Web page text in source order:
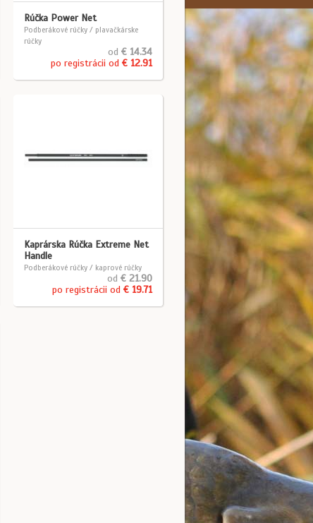
Rúčka Power Net
Podberákové rúčky / plavačkárske
rúčky
od € 14.34
po registrácii od € 12.91
Kaprárska Rúčka Extreme Net
Handle
Podberákové rúčky / kaprové rúčky
od € 21.90
po registrácii od € 19.71